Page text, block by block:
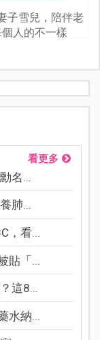
子雪兒，陪伴老
人的不一樣
看更多
名...
肺...
，看...
貼「...
這8...
水納...